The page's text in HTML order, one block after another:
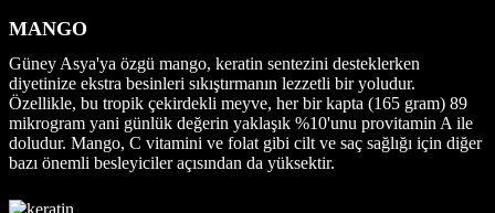
MANGO
Güney Asya'ya özgü mango, keratin sentezini desteklerken
diyetinize ekstra besinleri sıkıştırmanın lezzetli bir yoludur.
Özellikle, bu tropik çekirdekli meyve, her bir kapta (165 gram) 89
mikrogram yani günlük değerin yaklaşık %10'unu provitamin A ile
doludur. Mango, C vitamini ve folat gibi cilt ve saç sağlığı için diğer
bazı önemli besleyiciler açısından da yüksektir.